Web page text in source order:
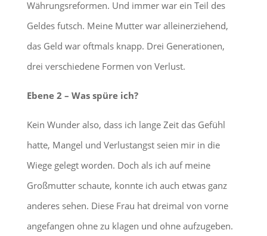
Währungsreformen. Und immer war ein Teil des
Geldes futsch. Meine Mutter war alleinerziehend,
das Geld war oftmals knapp. Drei Generationen,
drei verschiedene Formen von Verlust.
Ebene 2 – Was spüre ich?
Kein Wunder also, dass ich lange Zeit das Gefühl
hatte, Mangel und Verlustangst seien mir in die
Wiege gelegt worden. Doch als ich auf meine
Großmutter schaute, konnte ich auch etwas ganz
anderes sehen. Diese Frau hat dreimal von vorne
angefangen ohne zu klagen und ohne aufzugeben.